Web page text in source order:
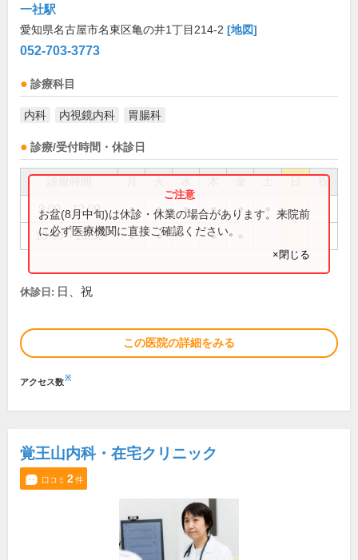
一社駅
愛知県名古屋市名東区亀の井1丁目214-2 [地図]
052-703-3773
診療科目
内科 内視鏡内科 胃腸科
診療/受付時間・休診日
祝
9:00～12:00 ● ● ● ● ●
15:30～18:30 ● ● ●
お盆(8月中旬)は休診・休業の場合があります。来院前
に必ず医療機関に直接ご確認ください。
×閉じる
休診日: 日、祝
この医院の詳細をみる
アクセス数※
覚王山内科・在宅クリニック
口コミ 2件